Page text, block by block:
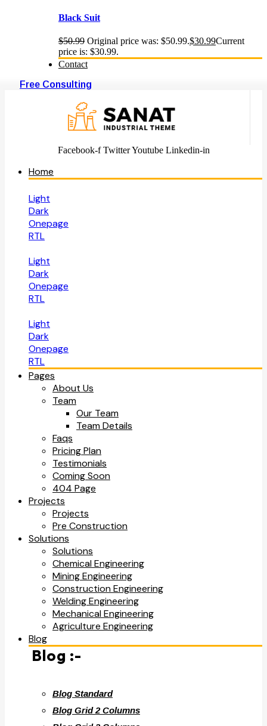
Black Suit
$50.99 Original price was: $50.99.$30.99Current
price is: $30.99.
Contact
Free Consulting
Facebook-f Twitter Youtube Linkedin-in
Home
Light
Dark
Onepage
RTL
Light
Dark
Onepage
RTL
Light
Dark
Onepage
RTL
Pages
About Us
Team
Our Team
Team Details
Faqs
Pricing Plan
Testimonials
Coming Soon
404 Page
Projects
Projects
Pre Construction
Solutions
Solutions
Chemical Engineering
Mining Engineering
Construction Engineering
Welding Engineering
Mechanical Engineering
Agriculture Engineering
Blog
Blog :-
Blog Standard
Blog Grid 2 Columns